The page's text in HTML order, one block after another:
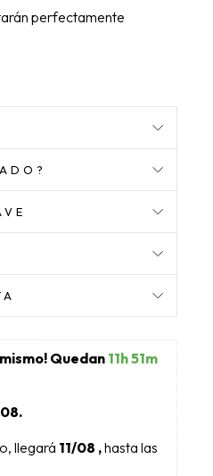
perfectamente
Quedan 11h 51m
llegará 11/08 , hasta las